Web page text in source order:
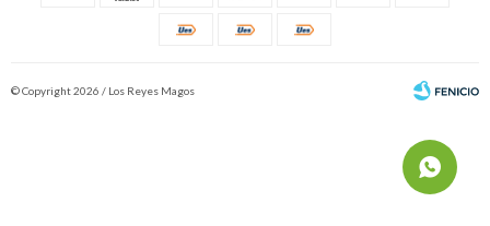
© Copyright 2026 / Los Reyes Magos